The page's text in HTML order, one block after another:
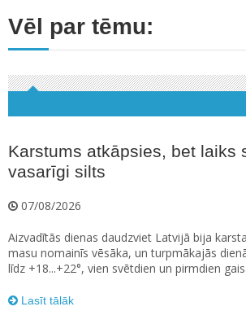
Vēl par tēmu:
Karstums atkāpsies, bet laiks
vasarīgi silts
07/08/2026
Aizvadītās dienas daudzviet Latvijā bija
masu nomainīs vēsāka, un turpmākajās
līdz +18...+22°, vien svētdien un pirmdien
Lasīt tālāk